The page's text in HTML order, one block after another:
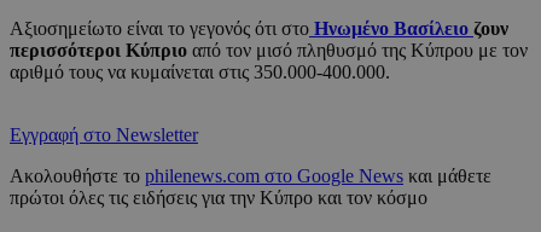
Αξιοσημείωτο είναι το γεγονός ότι στο Ηνωμένο Βασίλειο ζουν
περισσότεροι Κύπριο από τον μισό πληθυσμό της Κύπρου με τον
αριθμό τους να κυμαίνεται στις 350.000-400.000.
Εγγραφή στο Newsletter
Ακολουθήστε το philenews.com στο Google News και μάθετε
πρώτοι όλες τις ειδήσεις για την Κύπρο και τον κόσμο